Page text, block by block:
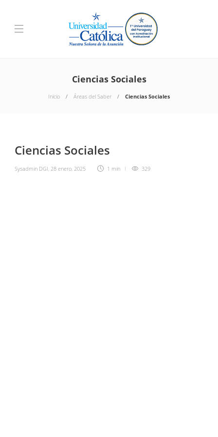
Ciencias Sociales
Inicio Áreas del Saber Ciencias Sociales
Ciencias Sociales
Sysadmin DGI, 28 enero, 2025 1 min 329